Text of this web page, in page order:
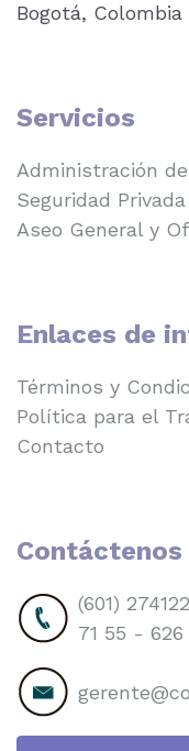
Bogotá, Colombia
Servicios
Administración
Seguridad Privada
Aseo General y
Enlaces de
Términos y
Política para el
Contacto
Contáctenos
(601)
71 55 - 626